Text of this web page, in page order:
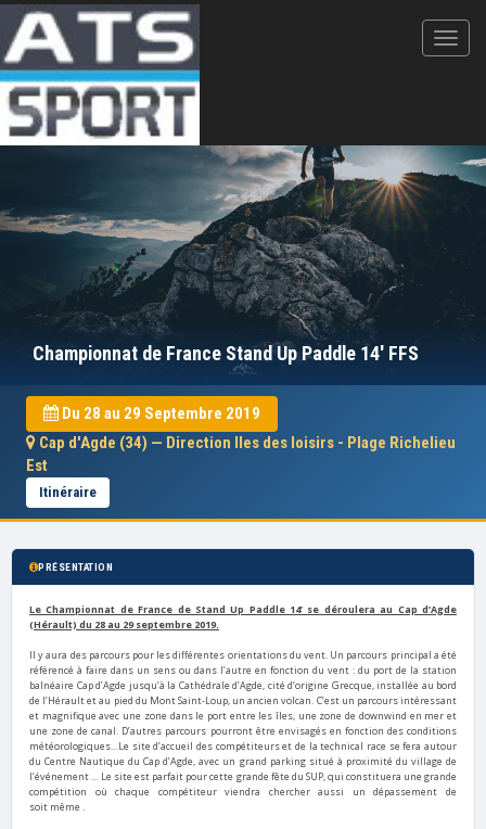
Championnat de France Stand Up Paddle 14' FFS
Du 28 au 29 Septembre 2019
Cap d'Agde (34) — Direction Iles des loisirs - Plage Richelieu
Est
Itinéraire
PRÉSENTATION
Le Championnat de France de Stand Up Paddle 14’ se déroulera au Cap d’Agde
(Hérault) du 28 au 29 septembre 2019.
Il y aura des parcours pour les différentes orientations du vent. Un parcours principal a été
référencé à faire dans un sens ou dans l’autre en fonction du vent : du port de la station
balnéaire Cap d’Agde jusqu’à la Cathédrale d’Agde, cité d’origine Grecque, installée au bord
de l’Hérault et au pied du Mont Saint-Loup, un ancien volcan. C’est un parcours intéressant
et magnifique avec une zone dans le port entre les îles, une zone de downwind en mer et
une zone de canal. D’autres parcours pourront être envisagés en fonction des conditions
météorologiques…Le site d’accueil des compétiteurs et de la technical race se fera autour
du Centre Nautique du Cap d’Agde, avec un grand parking situé à proximité du village de
l’événement … Le site est parfait pour cette grande fête du SUP, qui constituera une grande
compétition où chaque compétiteur viendra chercher aussi un dépassement de
soit même .